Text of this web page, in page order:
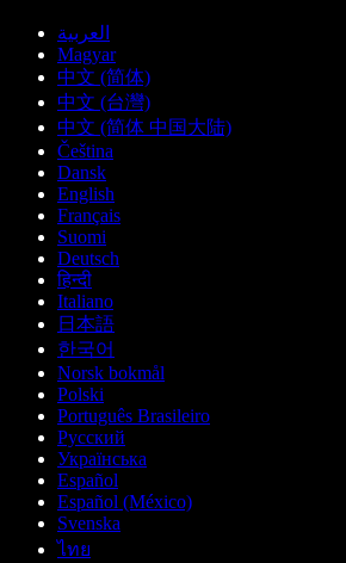
العربية
Magyar
中文 (简体)
中文 (台灣)
中文 (简体 中国大陆)
Čeština
Dansk
English
Français
Suomi
Deutsch
हिन्दी
Italiano
日本語
한국어
Norsk bokmål
Polski
Português Brasileiro
Русский
Українська
Español
Español (México)
Svenska
ไทย